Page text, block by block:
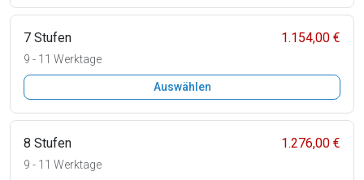
7 Stufen 1.154,00 €
9 - 11 Werktage
Auswählen
8 Stufen 1.276,00 €
9 - 11 Werktage